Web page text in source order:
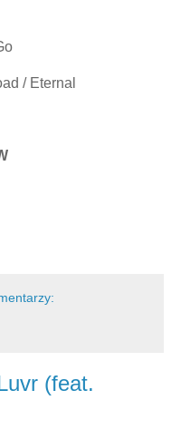
/ Eternal
(feat.